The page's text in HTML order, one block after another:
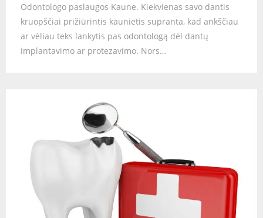
Odontologo paslaugos Kaune. Kiekvienas savo dantis
kruopščiai prižiūrintis kaunietis supranta, kad ankščiau
ar vėliau teks lankytis pas odontologą dėl dantų
implantavimo ar protezavimo. Nors…